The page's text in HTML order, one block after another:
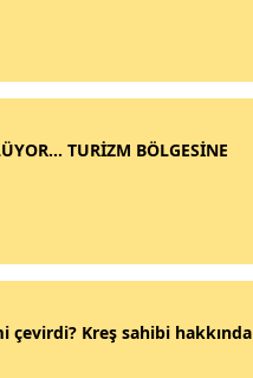
TURİZM BÖLGESİNE
çevirdi? Kreş sahibi hakkında